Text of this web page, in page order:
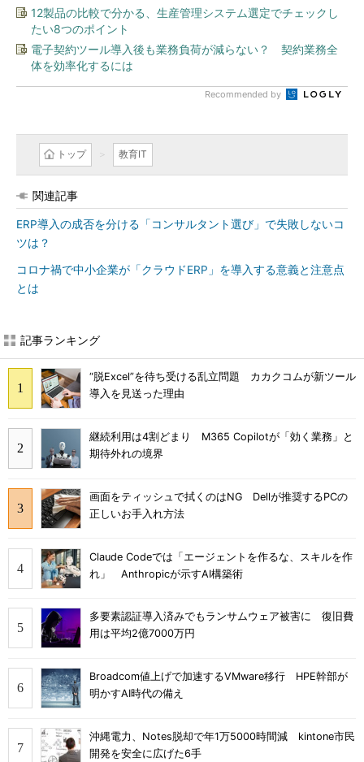
12製品の比較で分かる、生産管理システム選定でチェックし
たい8つのポイント
電子契約ツール導入後も業務負荷が減らない？ 契約業務全
体を効率化するには
Recommended by
トップ 教育IT
関連記事
ERP導入の成否を分ける「コンサルタント選び」で失敗しないコ
ツは？
コロナ禍で中小企業が「クラウドERP」を導入する意義と注意点
とは
記事ランキング
“脱Excel”を待ち受ける乱立問題 カカクコムが新ツール
導入を見送った理由
継続利用は4割どまり M365 Copilotが「効く業務」と
期待外れの境界
画面をティッシュで拭くのはNG Dellが推奨するPCの
正しいお手入れ方法
Claude Codeでは「エージェントを作るな、スキルを作
れ」 Anthropicが示すAI構築術
多要素認証導入済みでもランサムウェア被害に 復旧費
用は平均2億7000万円
Broadcom値上げで加速するVMware移行 HPE幹部が
明かすAI時代の備え
沖縄電力、Notes脱却で年1万5000時間減 kintone市民
開発を安全に広げた6手